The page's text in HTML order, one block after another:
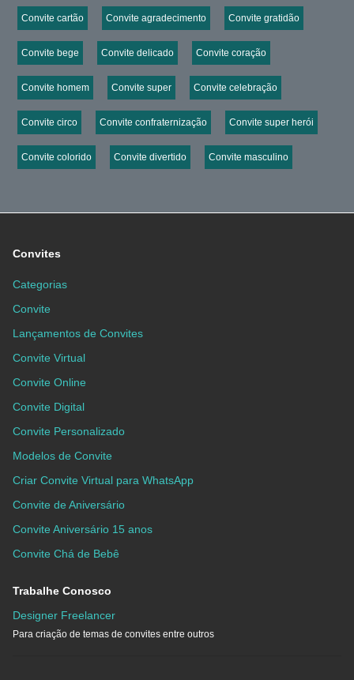
Convite cartão Convite agradecimento Convite gratidão
Convite bege Convite delicado Convite coração
Convite homem Convite super Convite celebração
Convite circo Convite confraternização Convite super herói
Convite colorido Convite divertido Convite masculino
Convites
Categorias
Convite
Lançamentos de Convites
Convite Virtual
Convite Online
Convite Digital
Convite Personalizado
Modelos de Convite
Criar Convite Virtual para WhatsApp
Convite de Aniversário
Convite Aniversário 15 anos
Convite Chá de Bebê
Trabalhe Conosco
Designer Freelancer
Para criação de temas de convites entre outros